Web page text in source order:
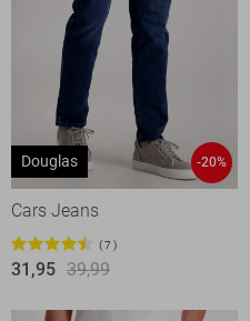
Douglas -20%
Cars Jeans
7
31,95 39,99